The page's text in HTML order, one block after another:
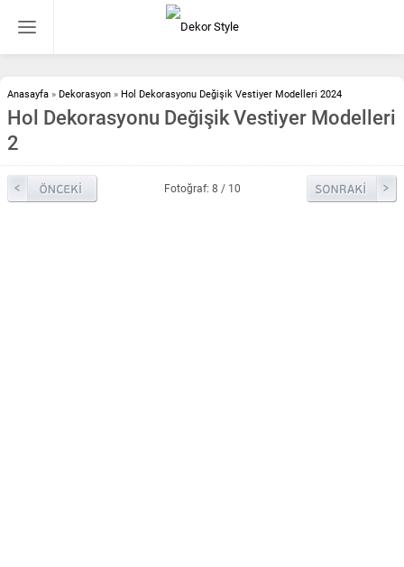
Anasayfa » Dekorasyon » Hol Dekorasyonu Değişik Vestiyer Modelleri 2024
Hol Dekorasyonu Değişik Vestiyer Modelleri
2
Fotoğraf: 8 / 10